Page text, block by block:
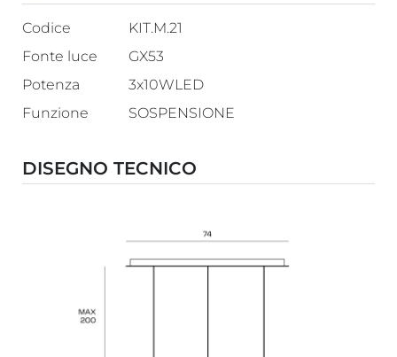
Codice
KIT.M.21
Fonte luce
GX53
Potenza
3x10WLED
Funzione
SOSPENSIONE
DISEGNO TECNICO